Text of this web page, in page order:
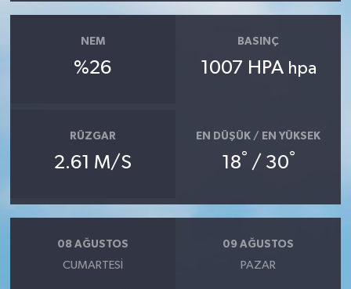
NEM
%26
BASINÇ
1007 HPA hpa
RÜZGAR
2.61 M/S
EN DÜŞÜK / EN YÜKSEK
18° / 30°
08 AĞUSTOS
CUMARTESI
09 AĞUSTOS
PAZAR